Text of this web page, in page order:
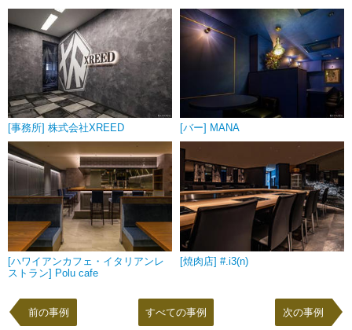
[事務所] 株式会社XREED [バー] MANA
[ハワイアンカフェ・イタリアンレ
ストラン] Polu cafe
[焼肉店] #.i3(n)
前の事例 次の事例
すべての事例